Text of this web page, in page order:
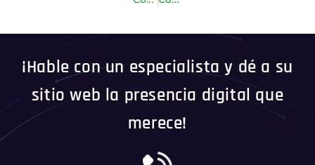
¡Hable con un especialista y dé a su
sitio web la presencia digital que
merece!